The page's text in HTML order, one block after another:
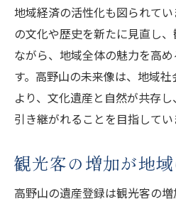
地域経済の活性化も図られて
の文化や歴史を新たに見直し
ながら、地域全体の魅力を高
す。高野山の未来像は、地域
より、文化遺産と自然が共存
引き継がれることを目指してい
観光客の増加が地
高野山の遺産登録は観光客の